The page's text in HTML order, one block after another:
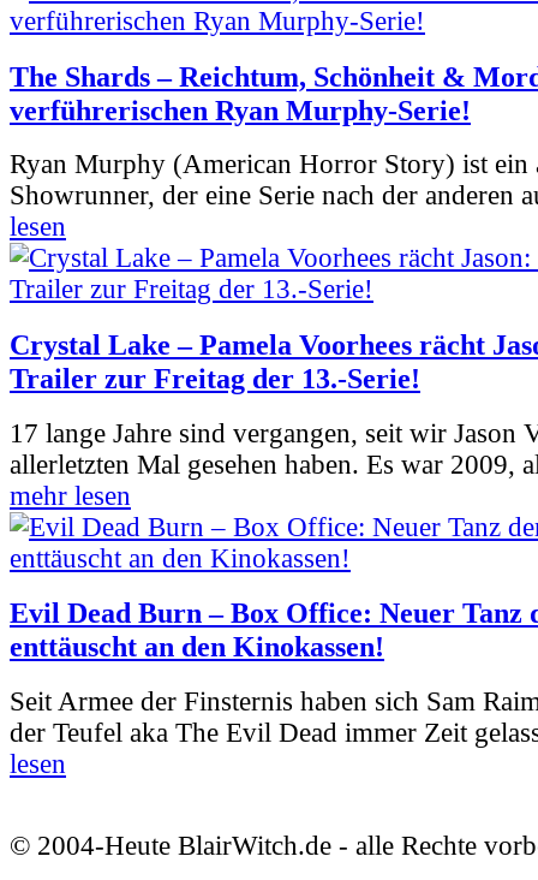
The Shards – Reichtum, Schönheit &
verführerischen Ryan Murphy-Serie!
Ryan Murphy (American Horror Story) ist ein
Showrunner, der eine Serie nach der anderen
lesen
Crystal Lake – Pamela Voorhees rächt
Trailer zur Freitag der 13.-Serie!
17 lange Jahre sind vergangen, seit wir Jason
allerletzten Mal gesehen haben. Es war 2009,
mehr lesen
Evil Dead Burn – Box Office: Neuer Tanz
enttäuscht an den Kinokassen!
Seit Armee der Finsternis haben sich Sam
der Teufel aka The Evil Dead immer Zeit
lesen
© 2004-Heute BlairWitch.de - alle Rechte